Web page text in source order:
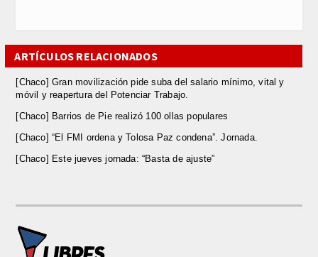
ARTÍCULOS RELACIONADOS
[Chaco] Gran movilización pide suba del salario mínimo, vital y
móvil y reapertura del Potenciar Trabajo.
[Chaco] Barrios de Pie realizó 100 ollas populares
[Chaco] “El FMI ordena y Tolosa Paz condena”. Jornada.
[Chaco] Este jueves jornada: “Basta de ajuste”